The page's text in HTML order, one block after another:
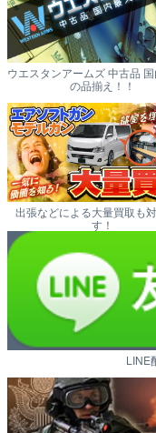
ウエスタンアームズ 中古品
の品揃え！！
出張などによる大量買取も
す！
LINE